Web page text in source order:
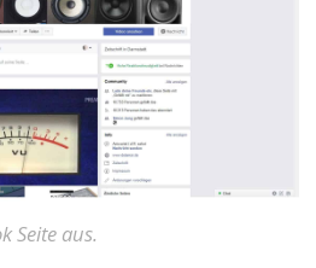
Seite aus.